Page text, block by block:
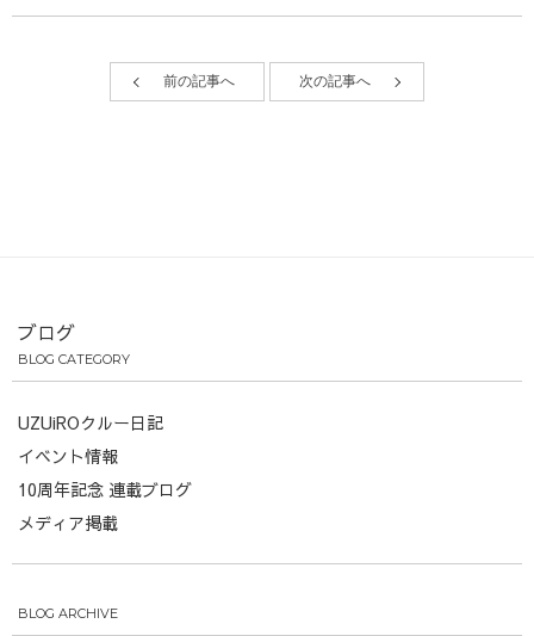
前の記事へ 次の記事へ
ブログ
BLOG CATEGORY
UZUiROクルー日記
イベント情報
10周年記念 連載ブログ
メディア掲載
BLOG ARCHIVE